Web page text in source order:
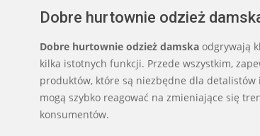
Dobre hurtownie odzież
Dobre hurtownie odzież damska odgrywają
kilka istotnych funkcji. Przede wszystkim,
produktów, które są niezbędne dla
mogą szybko reagować na zmieniające się
konsumentów.